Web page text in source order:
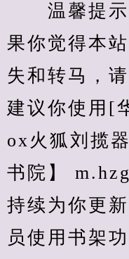
温馨提示
果你觉得本
失和转马，
建议你使用[
ox火狐刘揽
书院】
持续为你更
员使用书架